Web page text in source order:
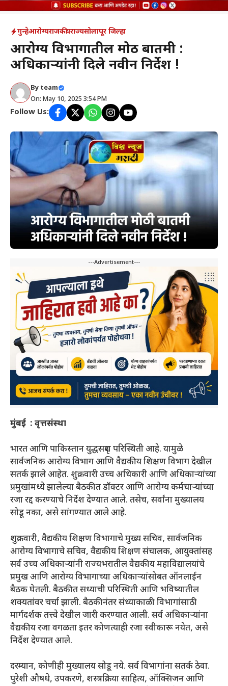
गुन्हेआरोग्यराजकीयराज्यसोलापूर जिल्हा
आरोग्य विभागातील मोठी बातमी :
अधिकाऱ्यांनी दिले नवीन निर्देश !
By team
On: May 10, 2025 3:54 PM
Follow Us:
---Advertisement---
मुंबई : वृत्तसंस्था
भारत आणि पाकिस्तान युद्धसदृश परिस्थिती आहे. यामुळे
सार्वजनिक आरोग्य विभाग आणि वैद्यकीय शिक्षण विभाग देखील
सतर्क झाले आहेत. शुक्रवारी उच्च अधिकारी आणि अधिकाऱ्यांच्या
प्रमुखांमध्ये झालेल्या बैठकीत डॉक्टर आणि आरोग्य कर्मचाऱ्यांच्या
रजा रद्द करण्याचे निर्देश देण्यात आले. तसेच, सर्वांना मुख्यालय
सोडू नका, असे सांगण्यात आले आहे.
शुक्रवारी, वैद्यकीय शिक्षण विभागाचे मुख्य सचिव, सार्वजनिक
आरोग्य विभागाचे सचिव, वैद्यकीय शिक्षण संचालक, आयुक्तांसह
सर्व उच्च अधिकाऱ्यांनी राज्यभरातील वैद्यकीय महाविद्यालयांचे
प्रमुख आणि आरोग्य विभागाच्या अधिकाऱ्यांसोबत ऑनलाईन
बैठक घेतली. बैठकीत सध्याची परिस्थिती आणि भविष्यातील
शक्यतांवर चर्चा झाली. बैठकीनंतर संध्याकाळी विभागांसाठी
मार्गदर्शक तत्त्वे देखील जारी करण्यात आली. सर्व अधिकाऱ्यांना
वैद्यकीय रजा वगळता इतर कोणत्याही रजा स्वीकारू नयेत, असे
निर्देश देण्यात आले.
दरम्यान, कोणीही मुख्यालय सोडू नये. सर्व विभागांना सतर्क ठेवा.
पुरेशी औषधे, उपकरणे, शस्त्रक्रिया साहित्य, ऑक्सिजन आणि